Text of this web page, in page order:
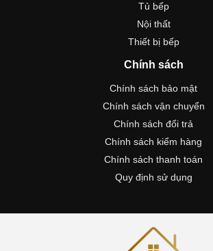
Tủ bếp
Nội thất
Thiết bị bếp
Chính sách
Chính sách bảo mật
Chính sách vận chuyển
Chính sách đổi trả
Chính sách kiểm hàng
Chính sách thanh toán
Quy định sử dụng